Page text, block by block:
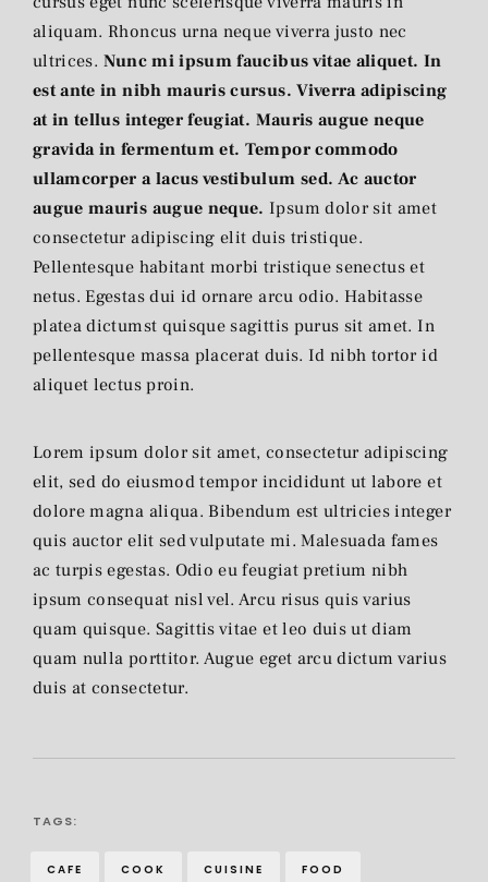
aliquam. Rhoncus urna neque viverra justo nec
ultrices. Nunc mi ipsum faucibus vitae aliquet. In
est ante in nibh mauris cursus. Viverra adipiscing
at in tellus integer feugiat. Mauris augue neque
gravida in fermentum et. Tempor commodo
ullamcorper a lacus vestibulum sed. Ac auctor
augue mauris augue neque. Ipsum dolor sit amet
consectetur adipiscing elit duis tristique.
Pellentesque habitant morbi tristique senectus et
netus. Egestas dui id ornare arcu odio. Habitasse
platea dictumst quisque sagittis purus sit amet. In
pellentesque massa placerat duis. Id nibh tortor id
aliquet lectus proin.
Lorem ipsum dolor sit amet, consectetur adipiscing
elit, sed do eiusmod tempor incididunt ut labore et
dolore magna aliqua. Bibendum est ultricies integer
quis auctor elit sed vulputate mi. Malesuada fames
ac turpis egestas. Odio eu feugiat pretium nibh
ipsum consequat nisl vel. Arcu risus quis varius
quam quisque. Sagittis vitae et leo duis ut diam
quam nulla porttitor. Augue eget arcu dictum varius
duis at consectetur.
TAGS:
CAFE COOK CUISINE FOOD